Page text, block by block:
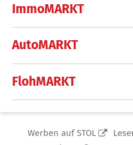
ImmoMARKT
AutoMARKT
FlohMARKT
Werben auf STOL